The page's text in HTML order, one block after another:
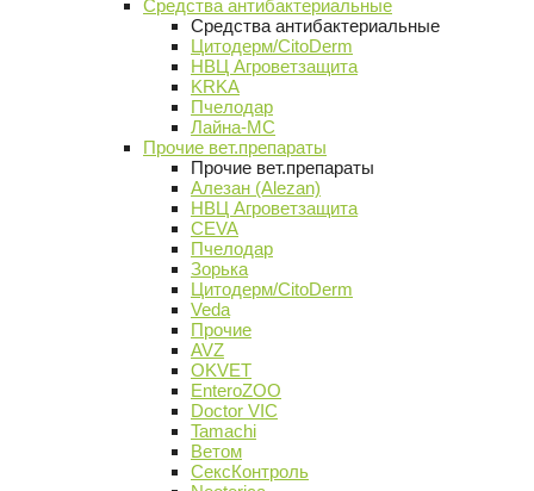
Средства антибактериальные
Средства антибактериальные
Цитодерм/CitoDerm
НВЦ Агроветзащита
KRKA
Пчелодар
Лайна-МС
Прочие вет.препараты
Прочие вет.препараты
Алезан (Alezan)
НВЦ Агроветзащита
CEVA
Пчелодар
Зорька
Цитодерм/CitoDerm
Veda
Прочие
AVZ
OKVET
EnteroZOO
Doctor VIC
Tamachi
Ветом
СексКонтроль